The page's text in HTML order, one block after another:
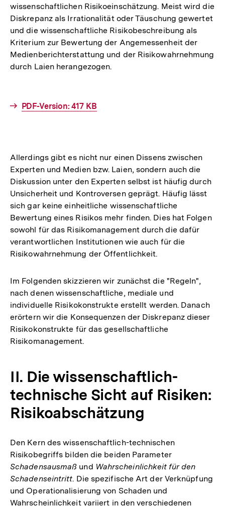
wissenschaftlichen Risikoeinschätzung. Meist wird die
Diskrepanz als Irrationalität oder Täuschung gewertet
und die wissenschaftliche Risikobeschreibung als
Kriterium zur Bewertung der Angemessenheit der
Medienberichterstattung und der Risikowahrnehmung
durch Laien herangezogen.
Interner
PDF-Version: 417 KB
Allerdings gibt es nicht nur einen Dissens zwischen
Experten und Medien bzw. Laien, sondern auch die
Diskussion unter den Experten selbst ist häufig durch
Unsicherheit und Kontroversen geprägt. Häufig lässt
sich gar keine einheitliche wissenschaftliche
Bewertung eines Risikos mehr finden. Dies hat Folgen
sowohl für das Risikomanagement durch die dafür
verantwortlichen Institutionen wie auch für die
Risikowahrnehmung der Öffentlichkeit.
Im Folgenden skizzieren wir zunächst die "Regeln",
nach denen wissenschaftliche, mediale und
individuelle Risikokonstrukte erstellt werden. Danach
erörtern wir die Konsequenzen der Diskrepanz dieser
Risikokonstrukte für das gesellschaftliche
Risikomanagement.
II. Die wissenschaftlich-
technische Sicht auf Risiken:
Risikoabschätzung
Den Kern des wissenschaftlich-technischen
Risikobegriffs bilden die beiden Parameter
Schadensausmaß und Wahrscheinlichkeit für den
Schadenseintritt. Die spezifische Art der Verknüpfung
und Operationalisierung von Schaden und
Wahrscheinlichkeit variiert in den verschiedenen